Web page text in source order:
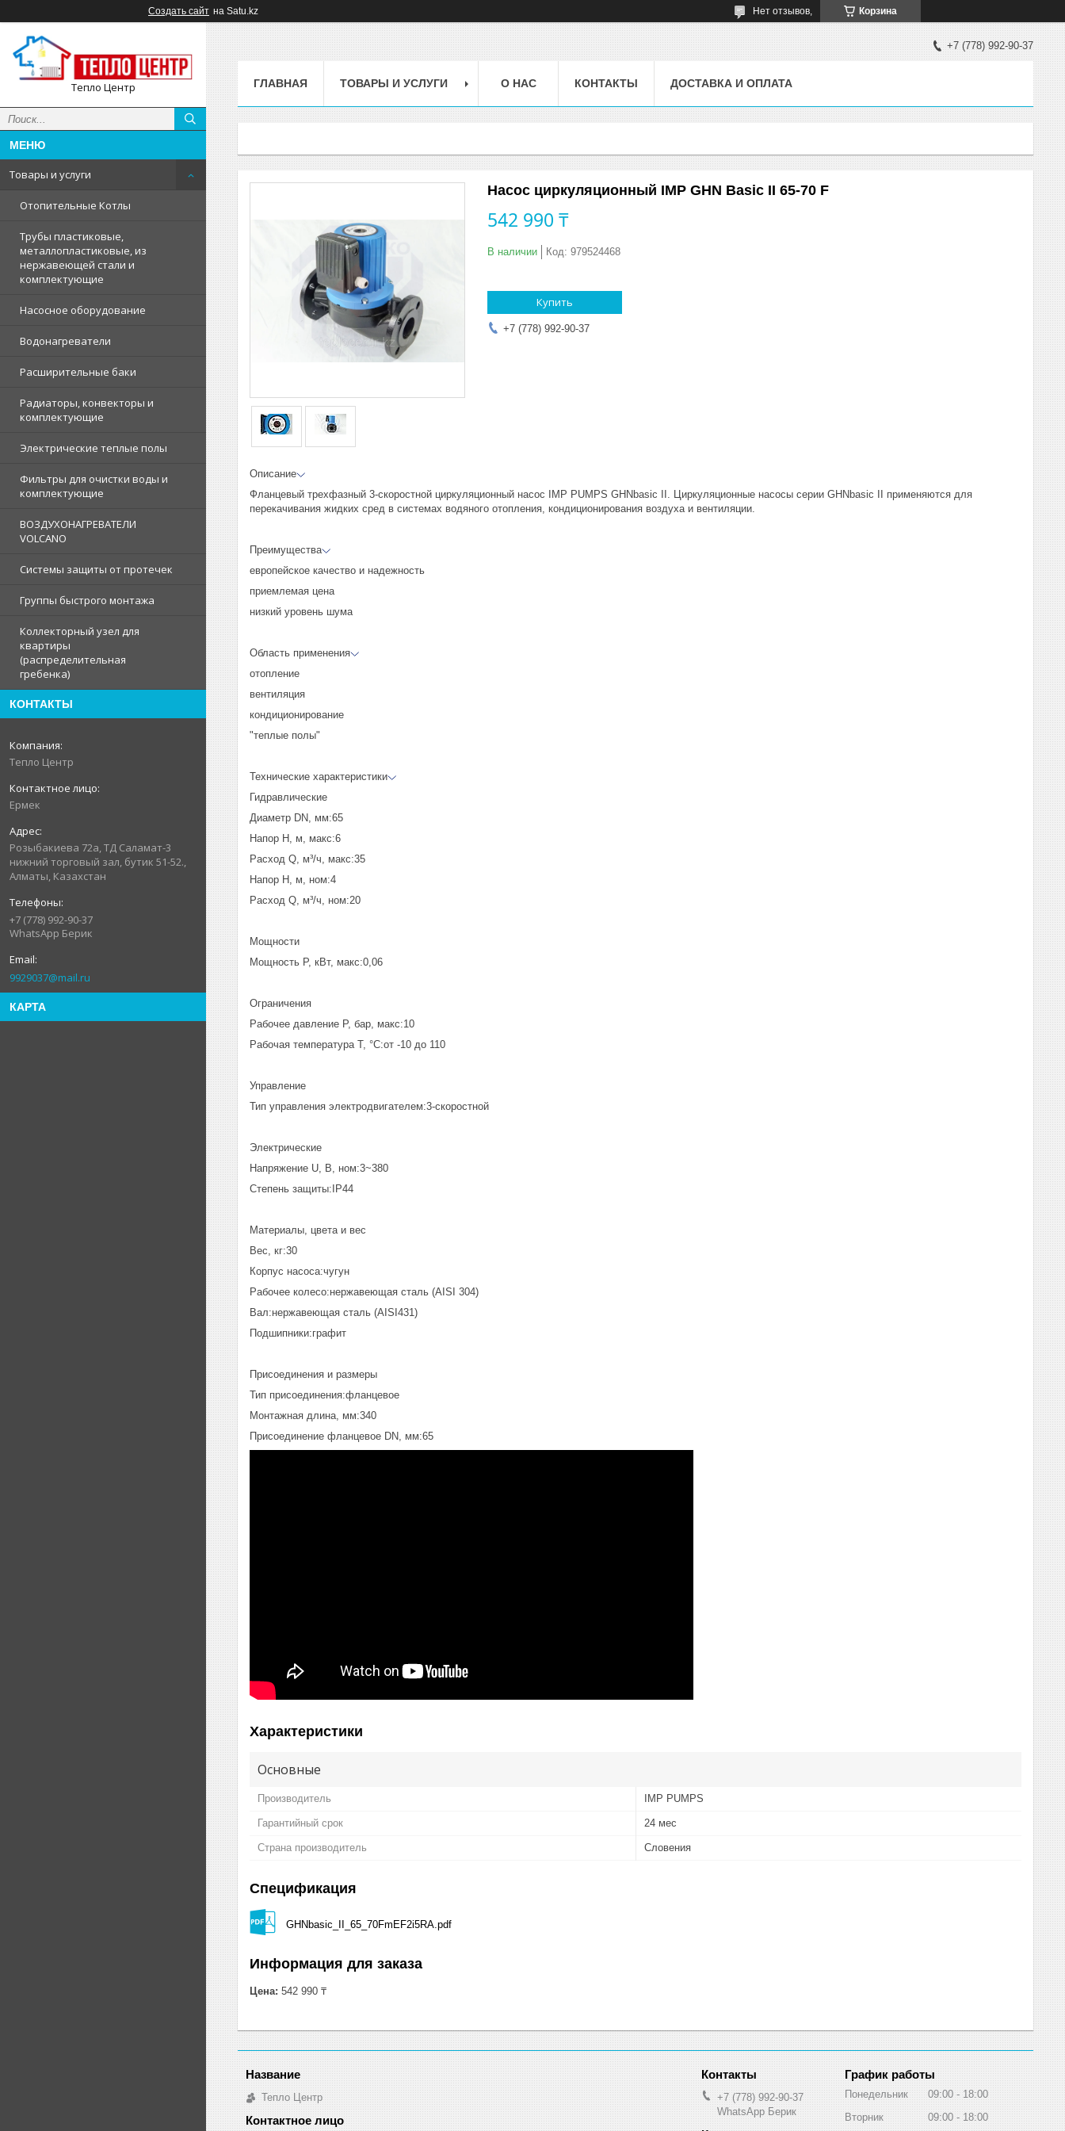
Создать сайт на Satu.kz Корзина
Нет отзывов,
Тепло Центр
Товары и услуги
Отопительные Котлы
Трубы пластиковые,
металлопластиковые, из
нержавеющей стали и
комплектующие
Насосное оборудование
Водонагреватели
Расширительные баки
Радиаторы, конвекторы и
комплектующие
Электрические теплые полы
Фильтры для очистки воды и
комплектующие
ВОЗДУХОНАГРЕВАТЕЛИ
VOLCANO
Системы защиты от протечек
Группы быстрого монтажа
Коллекторный узел для
квартиры
(распределительная
гребенка)
КОНТАКТЫ
Тепло Центр
Ермек
Розыбакиева 72а, ТД Саламат-3
нижний торговый зал, бутик 51-52.,
Алматы, Казахстан
+7 (778) 992-90-37
WhatsApp Берик
9929037@mail.ru
КАРТА
+7 (778) 992-90-37
ГЛАВНАЯ ТОВАРЫ И УСЛУГИ О НАС КОНТАКТЫ ДОСТАВКА И ОПЛАТА
Насос циркуляционный IMP GHN Basic II 65-70 F
542 990 ₸
В наличии Код: 979524468
Купить
+7 (778) 992-90-37
Описание
Фланцевый трехфазный 3-скоростной циркуляционный насос IMP PUMPS GHNbasic II. Циркуляционные насосы серии GHNbasic II применяются для
перекачивания жидких сред в системах водяного отопления, кондиционирования воздуха и вентиляции.
Преимущества
европейское качество и надежность
приемлемая цена
низкий уровень шума
Область применения
отопление
вентиляция
кондиционирование
"теплые полы"
Технические характеристики
Гидравлические
Диаметр DN, мм:65
Напор H, м, макс:6
Расход Q, м³/ч, макс:35
Напор H, м, ном:4
Расход Q, м³/ч, ном:20
Мощности
Мощность P, кВт, макс:0,06
Ограничения
Рабочее давление P, бар, макс:10
Рабочая температура T, °C:от -10 до 110
Управление
Тип управления электродвигателем:3-скоростной
Электрические
Напряжение U, В, ном:3~380
Степень защиты:IP44
Материалы, цвета и вес
Вес, кг:30
Корпус насоса:чугун
Рабочее колесо:нержавеющая сталь (AISI 304)
Вал:нержавеющая сталь (AISI431)
Подшипники:графит
Присоединения и размеры
Тип присоединения:фланцевое
Монтажная длина, мм:340
Присоединение фланцевое DN, мм:65
Характеристики
Основные
Производитель IMP PUMPS
Гарантийный срок 24 мес
Страна производитель Словения
Спецификация
GHNbasic_II_65_70FmEF2i5RA.pdf
Информация для заказа
Цена: 542 990 ₸
Тепло Центр
+7 (778) 992-90-37
WhatsApp Берик
График работы
Понедельник 09:00
18:00
Вторник
09:00 18:00